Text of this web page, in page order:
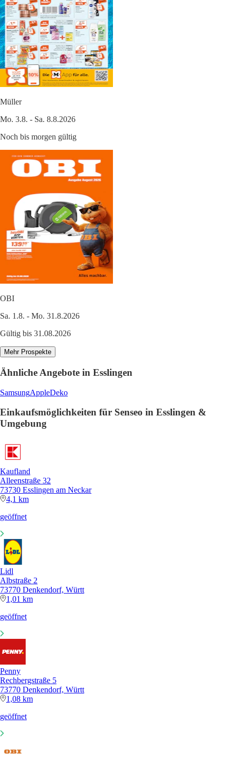
Müller
Mo. 3.8. - Sa. 8.8.2026
Noch bis morgen gültig
OBI
Sa. 1.8. - Mo. 31.8.2026
Gültig bis 31.08.2026
Mehr Prospekte
Ähnliche Angebote in Esslingen
SamsungAppleDeko
Einkaufsmöglichkeiten für Senseo in Esslingen &
Umgebung
Kaufland
Alleenstraße 32
73730 Esslingen am Neckar
4,1 km
geöffnet
Lidl
Albstraße 2
73770 Denkendorf, Württ
1,01 km
geöffnet
Penny
Rechbergstraße 5
73770 Denkendorf, Württ
1,08 km
geöffnet